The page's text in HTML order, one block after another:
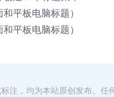
平板电脑标题）
平板电脑标题）
注，均为本站原创发布。